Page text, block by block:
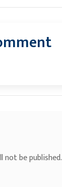
not be published.